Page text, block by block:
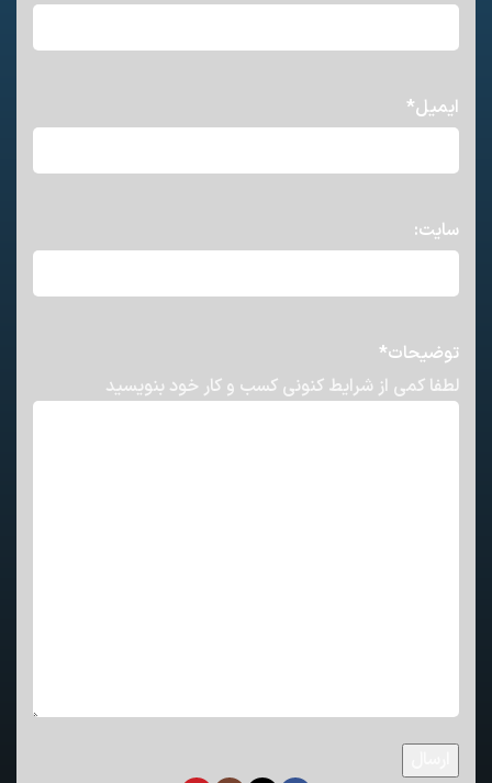
ایمیل*
سایت:
توضیحات*
لطفا کمی از شرایط کنونی کسب و کار خود بنویسید